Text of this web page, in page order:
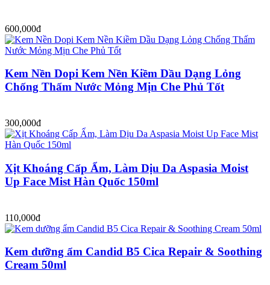
600,000đ
Kem Nền Dopi Kem Nền Kiềm Dầu Dạng Lỏng
Chống Thấm Nước Mỏng Mịn Che Phủ Tốt
300,000đ
Xịt Khoáng Cấp Ẩm, Làm Dịu Da Aspasia Moist
Up Face Mist Hàn Quốc 150ml
110,000đ
Kem dưỡng ẩm Candid B5 Cica Repair & Soothing
Cream 50ml